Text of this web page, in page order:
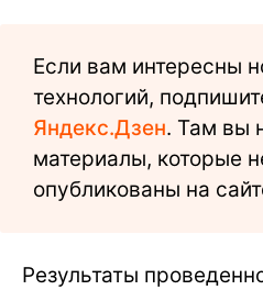
Если вам интересны
технологий,
Яндекс.Дзен. Там вы
материалы, которые
опубликованы на
Результаты